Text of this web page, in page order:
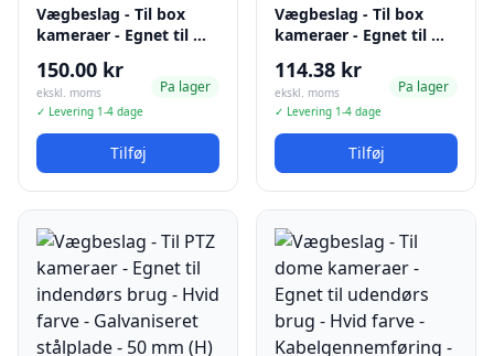
Vægbeslag - Til box
kameraer - Egnet til …
150.00 kr
ekskl. moms
✓ Levering 1-4 dage
Pa lager
Tilføj
Vægbeslag - Til box
kameraer - Egnet til …
114.38 kr
ekskl. moms
✓ Levering 1-4 dage
Pa lager
Tilføj